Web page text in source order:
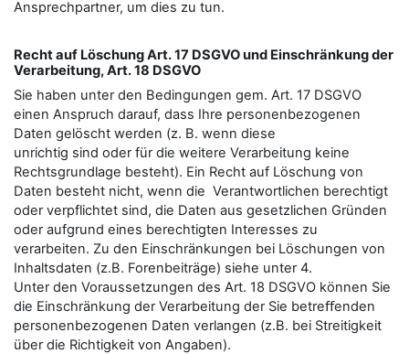
Ansprechpartner, um dies zu tun.
Recht auf Löschung Art. 17 DSGVO und Einschränkung der
Verarbeitung, Art. 18 DSGVO
Sie haben unter den Bedingungen gem. Art. 17 DSGVO
einen Anspruch darauf, dass Ihre personenbezogenen
Daten gelöscht werden (z. B. wenn diese
unrichtig sind oder für die weitere Verarbeitung keine
Rechtsgrundlage besteht). Ein Recht auf Löschung von
Daten besteht nicht, wenn die Verantwortlichen berechtigt
oder verpflichtet sind, die Daten aus gesetzlichen Gründen
oder aufgrund eines berechtigten Interesses zu
verarbeiten. Zu den Einschränkungen bei Löschungen von
Inhaltsdaten (z.B. Forenbeiträge) siehe unter 4.
Unter den Voraussetzungen des Art. 18 DSGVO können Sie
die Einschränkung der Verarbeitung der Sie betreﬀenden
personenbezogenen Daten verlangen (z.B. bei Streitigkeit
über die Richtigkeit von Angaben).